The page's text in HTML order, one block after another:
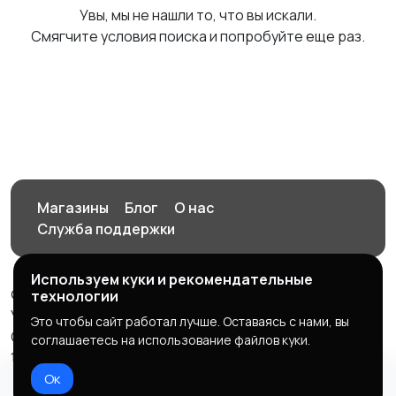
Увы, мы не нашли то, что вы искали.
Смягчите условия поиска и попробуйте еще раз.
Магазины Блог
О нас
Служба поддержки
© 2026 Орен-АЙ - Авто | Недвижимость | Работа |
Услуги
Создал Карусов Е.С ООО "ЦПК" ИНН 5609203278 ОГРН
1235600008841
Правила сервиса
Используем куки и рекомендательные
технологии
Это чтобы сайт работал лучше. Оставаясь с нами, вы
соглашаетесь на использование файлов куки.
Ок